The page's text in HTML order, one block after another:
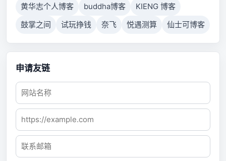
黄华志个人博客
buddha博客
KIENG 博客
鼓掌之间
试玩挣钱 奈飞 悦遇测算 仙士可博客
申请友链